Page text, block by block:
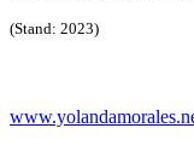
(Stand: 2023)